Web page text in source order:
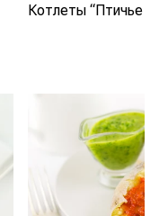
Котлеты “Птичье